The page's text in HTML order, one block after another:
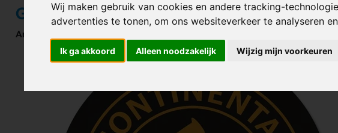
Wij maken gebruik van cookies en andere tracking-
advertenties te tonen, om ons websiteverkeer te analyseren
Ik ga akkoord Alleen noodzakelijk Wijzig mijn voorkeuren
Goedkope Bierviltjes rond 103 mm
Artikelnummer: